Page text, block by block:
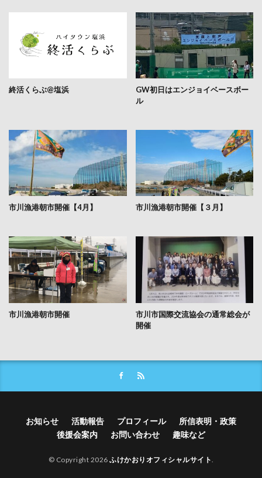
終活くらぶ@塩浜
GW初日はエンジョイベースボー
ル
市川漁港朝市開催【4月】 市川漁港朝市開催【３月】
市川漁港朝市開催
市川市国際交流協会の通常総会が
開催
お知らせ 活動報告 プロフィール
所信表明・政策
後援会案内
お問い合わせ 趣味など
© Copyright 2026 ふけかおりオフィシャルサイト